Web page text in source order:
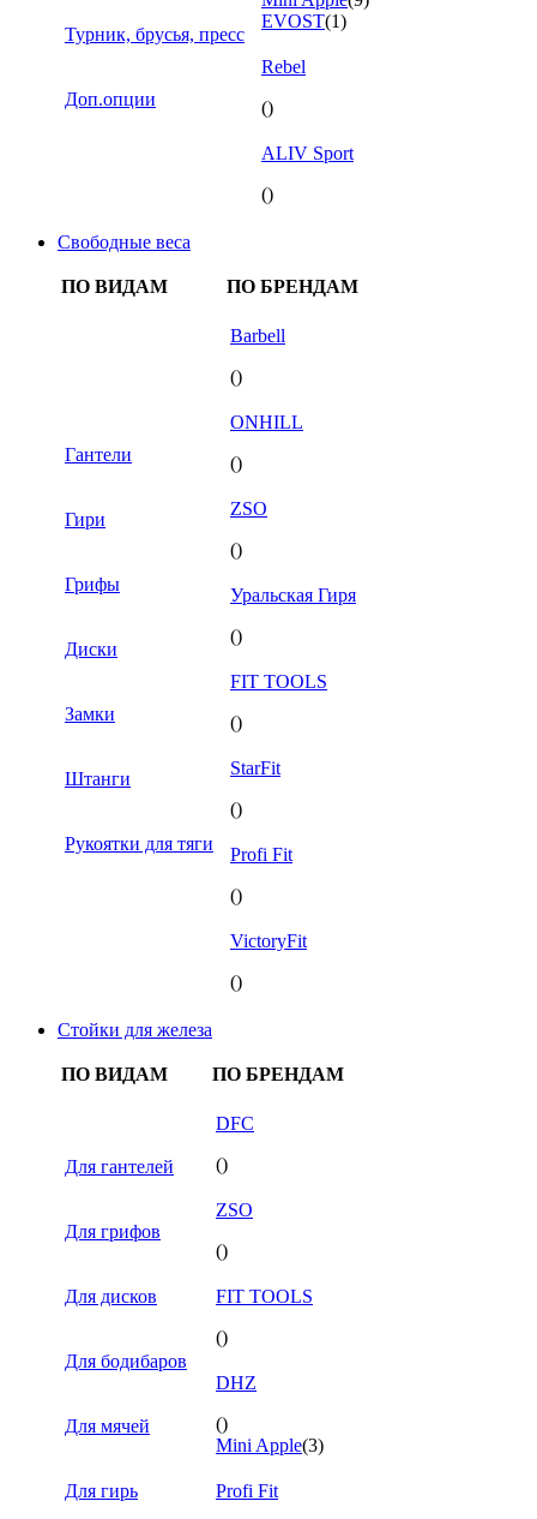
Турник, брусья, пресс
Доп.опции
EVOST(1)
Rebel
()
ALIV Sport
()
Свободные веса
ПО ВИДАМ ПО БРЕНДАМ
Гантели
Гири
Грифы
Диски
Замки
Штанги
Рукоятки для тяги
Barbell
()
ONHILL
()
ZSO
()
Уральская Гиря
()
FIT TOOLS
()
StarFit
()
Profi Fit
()
VictoryFit
()
Стойки для железа
ПО ВИДАМ ПО БРЕНДАМ
Для гантелей
Для грифов
Для дисков
Для бодибаров
Для мячей
Для гирь
DFC
()
ZSO
()
FIT TOOLS
()
DHZ
()
Mini Apple(3)
Profi Fit